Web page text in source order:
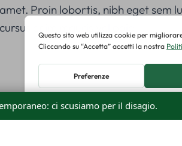
ci scusiamo per il disagio.
amet. Proin lobortis, nibh eget sem
cursus enim mauris vel odio.